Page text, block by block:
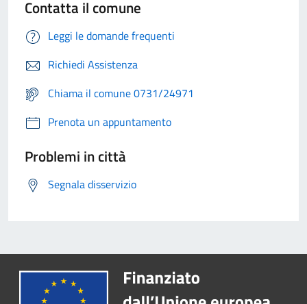
Contatta il comune
Leggi le domande frequenti
Richiedi Assistenza
Chiama il comune 0731/24971
Prenota un appuntamento
Problemi in città
Segnala disservizio